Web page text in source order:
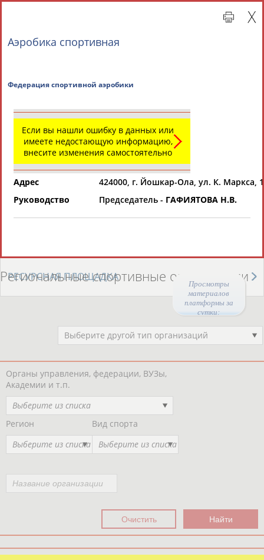
Просмотры
материалов
платформы за
сутки:
Главная » Региональные спортивные организации
СВОДНЫЕ ИНДЕКСЫ
РЕСУРСНАЯ ПЛОЩАДКА
Региональные спортивные организации
Выберите другой тип организаций
Органы управления, федерации, ВУЗы,
Академии и т.п.
Выберите из списка
Регион
Выберите из списка
Вид спорта
Выберите из списка
Аэробика спортивная
Федерация спортивной аэробики
Если вы нашли ошибку в данных или
имеете недостающую информацию,
внесите изменения самостоятельно
Адрес
424000, г. Йошкар-Ола, ул. К. Маркса,
Руководство
Председатель - ГАФИЯТОВА Н.В.